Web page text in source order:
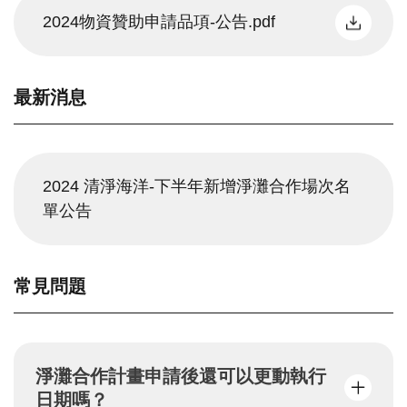
2024物資贊助申請品項-公告.pdf
最新消息
2024 清淨海洋-下半年新增淨灘合作場次名
單公告
常見問題
淨灘合作計畫申請後還可以更動執行
日期嗎？